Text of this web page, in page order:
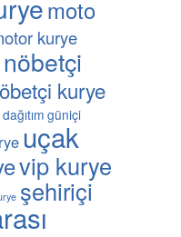
moto
kurye
nöbetçi
kurye
güniçi
uçak
vip kurye
şehiriçi